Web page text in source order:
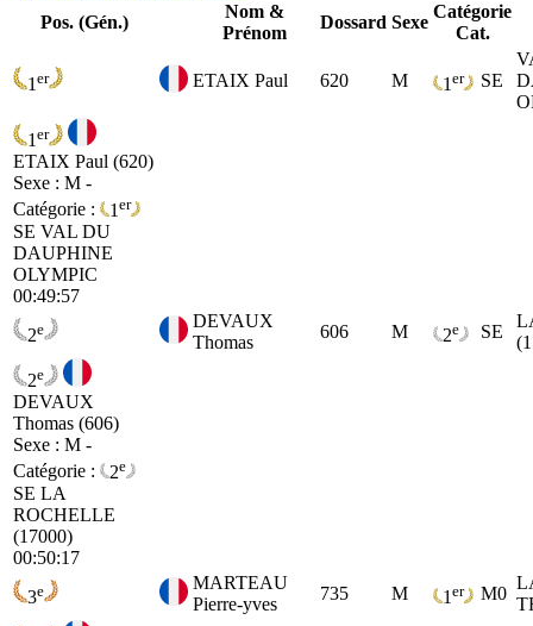
Pos. (Gén.)
Nom &
Prénom
Dossard Sexe
Catégorie
Cat.
1 er ETAIX Paul 620 M 1 er SE
1 er
ETAIX Paul (620)
Sexe : M -
Catégorie :
1 er
SE VAL DU
DAUPHINE
OLYMPIC
00:49:57
2e
DEVAUX
Thomas
606 M 2e SE
2e
DEVAUX
Thomas (606)
Sexe : M -
Catégorie :
2e
SE LA
ROCHELLE
(17000)
00:50:17
3e
MARTEAU
Pierre-yves
735 M 1 er M0